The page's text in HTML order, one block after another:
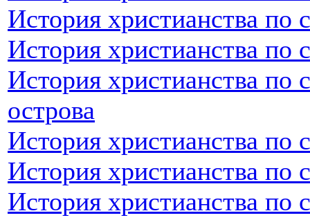
История христианства по
История христианства по
История христианства
острова
История христианства по
История христианства
История христианства по